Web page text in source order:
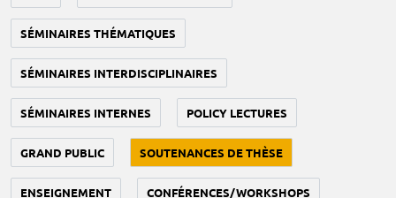
SÉMINAIRES THÉMATIQUES
SÉMINAIRES INTERDISCIPLINAIRES
SÉMINAIRES INTERNES POLICY LECTURES
GRAND PUBLIC SOUTENANCES DE THÈSE
ENSEIGNEMENT CONFÉRENCES/WORKSHOPS